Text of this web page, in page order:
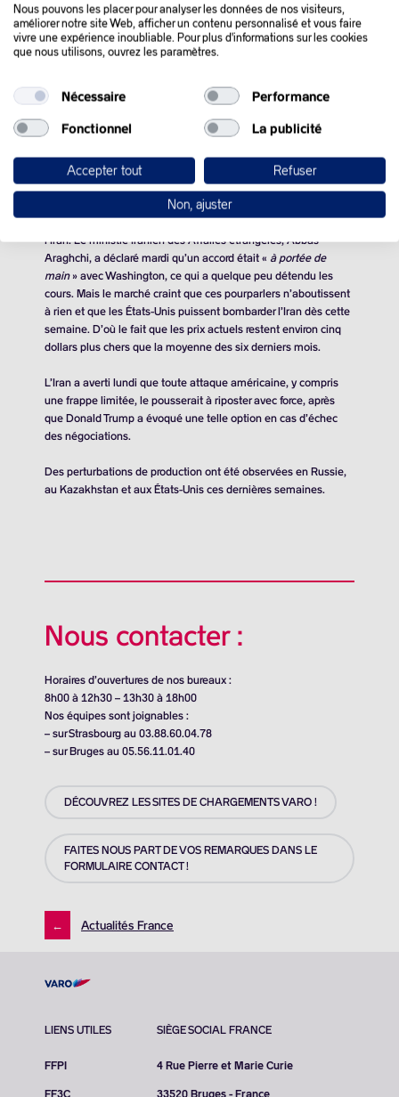
QUE SE PASSE-T-IL
DANS LE MONDE :
Les cours du pétrole ont terminé en recul mardi, pour la
deuxième séance consécutive, avant une troisième session de
pourparlers entre les Etats-Unis et l’Iran, alors qu’une
Golfe.
Le plus grand facteur de risque pour le marché pétrolier est
actuellement sans aucun doute le conflit entre les États-Unis et
l’Iran. Le ministre Iranien des Affaires étrangères, Abbas
Araghchi, a déclaré mardi qu’un accord était « à portée de
main» avec Washington, ce qui a quelque peu détendu les
cours. Mais le marché craint que ces pourparlers n’aboutissent
à rien et que les États-Unis puissent bombarder l’Iran dès cette
semaine. D’où le fait que les prix actuels restent environ cinq
dollars plus chers que la moyenne des six derniers mois.
L’Iran a averti lundi que toute attaque américaine, y compris
une frappe limitée, le pousserait à riposter avec force, après
que Donald Trump a évoqué une telle option en cas d’échec
des négociations.
Des perturbations de production ont été observées en Russie,
au Kazakhstan et aux États-Unis ces dernières semaines.
Nous contacter :
Horaires d’ouvertures de nos bureaux :
8h00 à 12h30 – 13h30 à 18h00
Nos équipes sont joignables :
– sur Strasbourg au 03.88.60.04.78
– sur Bruges au 05.56.11.01.40
DÉCOUVREZ LES SITES DE CHARGEMENTS VARO !
FAITES NOUS PART DE VOS REMARQUES DANS LE
FORMULAIRE CONTACT !
← Actualités France
LIENS UTILES
FFPI
FF3C
SIÈGE SOCIAL FRANCE
4 Rue Pierre et Marie Curie
33520 Bruges - France
Nous pouvons les placer pour analyser les données de nos visiteurs,
améliorer notre site Web, afficher un contenu personnalisé et vous faire
vivre une expérience inoubliable. Pour plus d'informations sur les cookies
que nous utilisons, ouvrez les paramètres.
Nécessaire Performance
Fonctionnel La publicité
Accepter tout Refuser
Non, ajuster